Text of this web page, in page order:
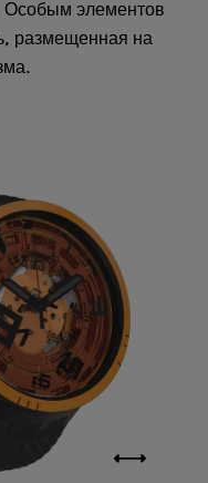
Особым элементов
размещенная на